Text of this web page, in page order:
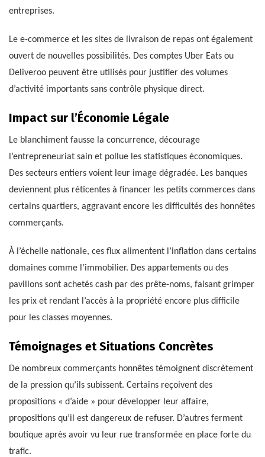
entreprises.
Le e-commerce et les sites de livraison de repas ont également
ouvert de nouvelles possibilités. Des comptes Uber Eats ou
Deliveroo peuvent être utilisés pour justifier des volumes
d’activité importants sans contrôle physique direct.
Impact sur l’Économie Légale
Le blanchiment fausse la concurrence, décourage
l’entrepreneuriat sain et pollue les statistiques économiques.
Des secteurs entiers voient leur image dégradée. Les banques
deviennent plus réticentes à financer les petits commerces dans
certains quartiers, aggravant encore les difficultés des honnêtes
commerçants.
À l’échelle nationale, ces flux alimentent l’inflation dans certains
domaines comme l’immobilier. Des appartements ou des
pavillons sont achetés cash par des prête-noms, faisant grimper
les prix et rendant l’accès à la propriété encore plus difficile
pour les classes moyennes.
Témoignages et Situations Concrètes
De nombreux commerçants honnêtes témoignent discrètement
de la pression qu’ils subissent. Certains reçoivent des
propositions « d’aide » pour développer leur affaire,
propositions qu’il est dangereux de refuser. D’autres ferment
boutique après avoir vu leur rue transformée en place forte du
trafic.